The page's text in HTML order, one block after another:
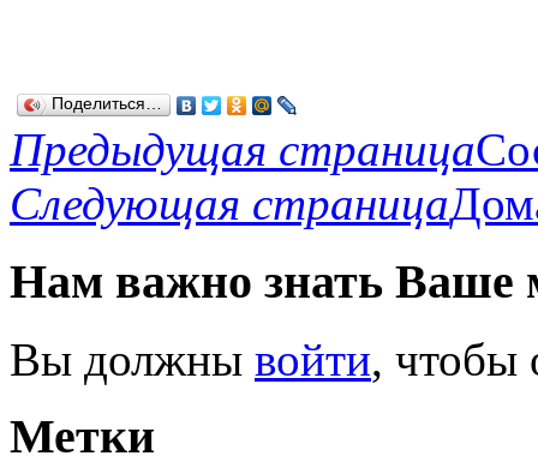
Поделиться…
Предыдущая страница
Следующая страница
Нам важно знать Ваше
Вы должны войти, чтобы
Метки